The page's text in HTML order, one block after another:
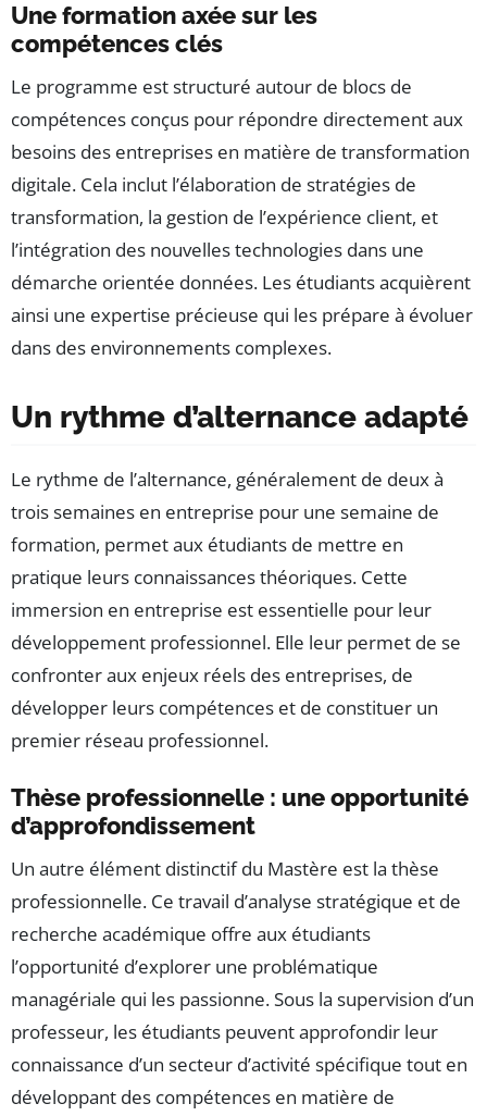
Une formation axée sur les
compétences clés
Le programme est structuré autour de blocs de
compétences conçus pour répondre directement aux
besoins des entreprises en matière de transformation
digitale. Cela inclut l’élaboration de stratégies de
transformation, la gestion de l’expérience client, et
l’intégration des nouvelles technologies dans une
démarche orientée données. Les étudiants acquièrent
ainsi une expertise précieuse qui les prépare à évoluer
dans des environnements complexes.
Un rythme d’alternance adapté
Le rythme de l’alternance, généralement de deux à
trois semaines en entreprise pour une semaine de
formation, permet aux étudiants de mettre en
pratique leurs connaissances théoriques. Cette
immersion en entreprise est essentielle pour leur
développement professionnel. Elle leur permet de se
confronter aux enjeux réels des entreprises, de
développer leurs compétences et de constituer un
premier réseau professionnel.
Thèse professionnelle : une opportunité
d’approfondissement
Un autre élément distinctif du Mastère est la thèse
professionnelle. Ce travail d’analyse stratégique et de
recherche académique offre aux étudiants
l’opportunité d’explorer une problématique
managériale qui les passionne. Sous la supervision d’un
professeur, les étudiants peuvent approfondir leur
connaissance d’un secteur d’activité spécifique tout en
développant des compétences en matière de